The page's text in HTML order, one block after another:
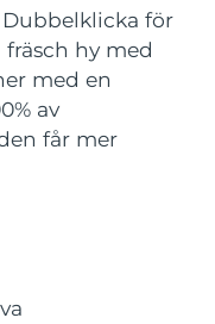
för
hy med
med en
av
får mer
leverans15/8/26
leverans